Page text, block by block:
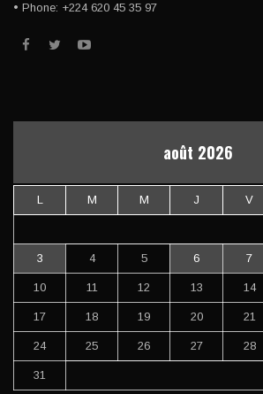
• Phone: +224 620 45 35 97
août 2026
L M M J V
3 4 5 6 7
10 11 12 13 14
17 18 19 20 21
24 25 26 27 28
31